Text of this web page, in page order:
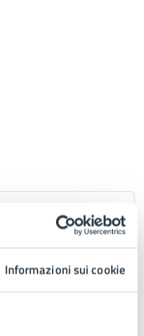
Informazioni sui cookie
dei Contratti